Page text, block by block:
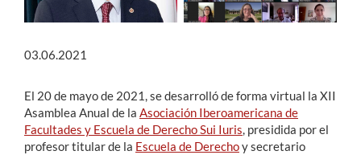
03.06.2021
El 20 de mayo de 2021, se desarrolló de forma virtual la XII
Asamblea Anual de la Asociación Iberoamericana de
Facultades y Escuela de Derecho Sui Iuris, presidida por el
profesor titular de la Escuela de Derechoy secretario